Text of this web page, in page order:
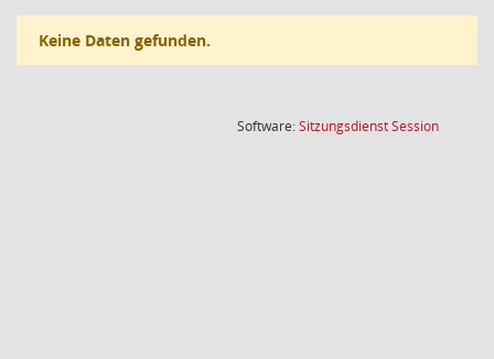
Keine Daten gefunden.
Software:SitzungsdienstSession(Wird in